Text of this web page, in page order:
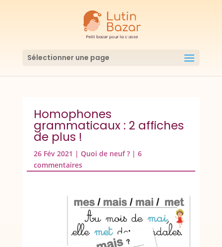
Sélectionner une page
Homophones
grammaticaux : 2 affiches
de plus !
26 Fév 2021 | Quoi de neuf ?| 6
commentaires